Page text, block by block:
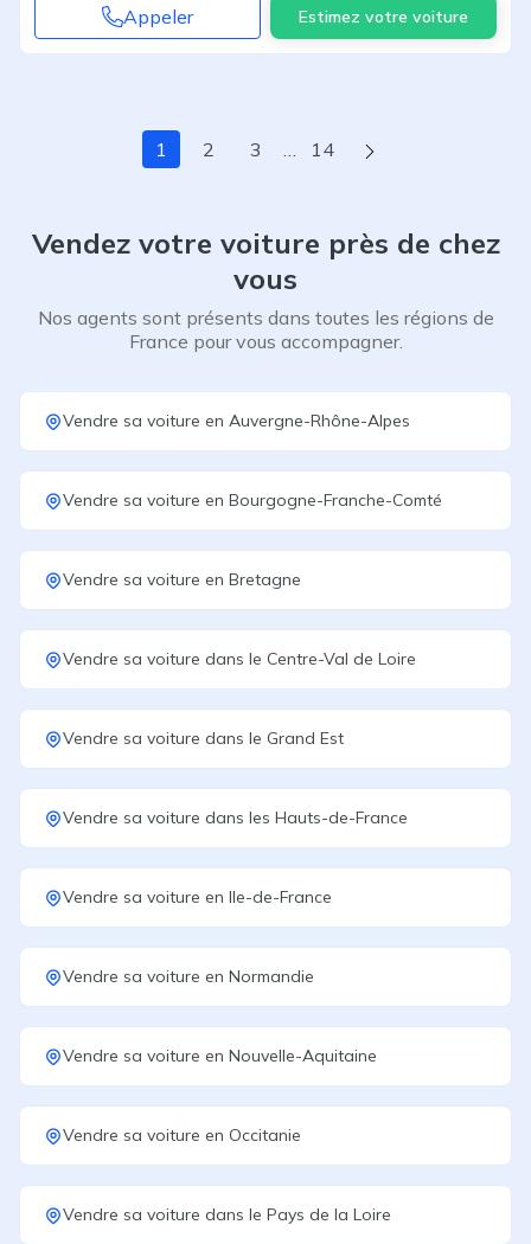
Appeler Estimez votre voiture
1 2 3 … 14
Vendez votre voiture près de chez
vous
Nos agents sont présents dans toutes les régions de
France pour vous accompagner.
Vendre sa voiture en Auvergne-Rhône-Alpes
Vendre sa voiture en Bourgogne-Franche-Comté
Vendre sa voiture en Bretagne
Vendre sa voiture dans le Centre-Val de Loire
Vendre sa voiture dans le Grand Est
Vendre sa voiture dans les Hauts-de-France
Vendre sa voiture en Ile-de-France
Vendre sa voiture en Normandie
Vendre sa voiture en Nouvelle-Aquitaine
Vendre sa voiture en Occitanie
Vendre sa voiture dans le Pays de la Loire